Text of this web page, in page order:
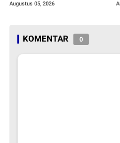
Augustus 05, 2026
KOMENTAR 0